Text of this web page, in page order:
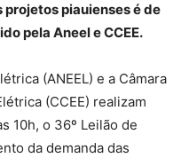
piauienses é de
pela Aneel e CCEE.
(ANEEL) e a Câmara
(CCEE) realizam
10h, o 36º Leilão de
da demanda das